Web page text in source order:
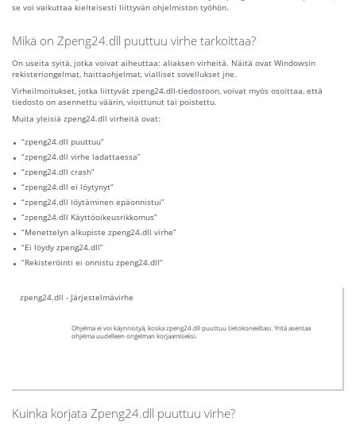
se voi vaikuttaa kielteisesti liittyvän ohjelmiston työhön.
Mikä on Zpeng24.dll puuttuu virhe tarkoittaa?
On useita syitä, jotka voivat aiheuttaa: aliaksen virheitä. Näitä ovat Windowsin
rekisteriongelmat, haittaohjelmat, vialliset sovellukset jne.
Virheilmoitukset, jotka liittyvät zpeng24.dll-tiedostoon, voivat myös osoittaa, että
tiedosto on asennettu väärin, vioittunut tai poistettu.
Muita yleisiä zpeng24.dll virheitä ovat:
“zpeng24.dll puuttuu”
“zpeng24.dll virhe ladattaessa”
“zpeng24.dll crash”
“zpeng24.dll ei löytynyt”
“zpeng24.dll löytäminen epäonnistui”
“zpeng24.dll Käyttöoikeusrikkomus”
“Menettelyn alkupiste zpeng24.dll virhe”
“Ei löydy zpeng24.dll”
“Rekisteröinti ei onnistu zpeng24.dll”
zpeng24.dll - Järjestelmävirhe
Ohjelma ei voi käynnistyä, koska zpeng24.dll puuttuu tietokoneeltasi. Yritä asentaa
ohjelma uudelleen ongelman korjaamiseksi.
Kuinka korjata Zpeng24.dll puuttuu virhe?